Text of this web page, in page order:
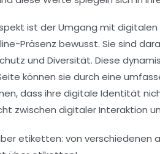
ist der Umgang mit
Präsenz bewusst. Sie sind
und Diversität. Diese
können sie durch eine
dass ihre digitale Identität
zwischen digitaler Interaktion